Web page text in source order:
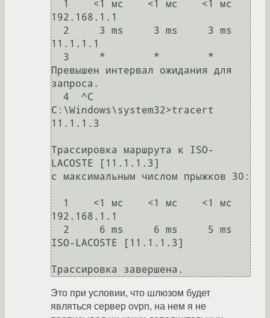
192.168.1.1
11.1.1.1
Превышен интервал ожидания для
запроса.
C:\Windows\system32>tracert
11.1.1.3
Трассировка маршрута к ISO-
LACOSTE [11.1.1.3]
с максимальным числом прыжков 30:
192.168.1.1
ISO-LACOSTE [11.1.1.3]
Трассировка завершена.
Это при условии, что шлюзом будет
являться сервер ovpn, на нем я не